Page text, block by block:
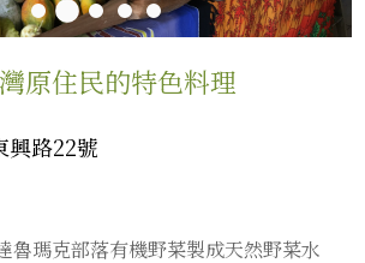
原住民的特色料理
興路22號
魯瑪克部落有機野菜製成天然野菜水